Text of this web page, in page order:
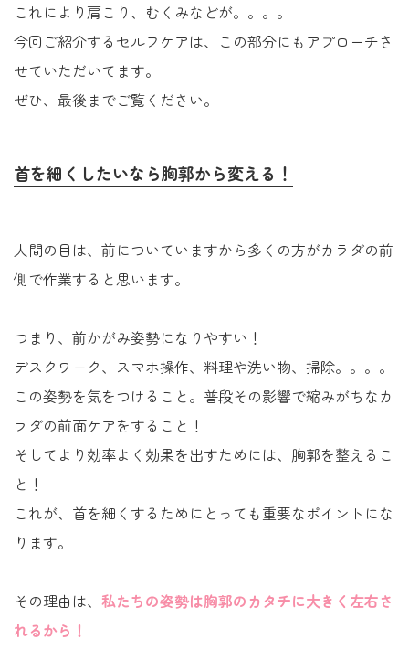
これにより肩こり、むくみなどが。。。。
今回ご紹介するセルフケアは、この部分にもアプローチさ
せていただいてます。
ぜひ、最後までご覧ください。
首を細くしたいなら胸郭から変える！
人間の目は、前についていますから多くの方がカラダの前
側で作業すると思います。
つまり、前かがみ姿勢になりやすい！
デスクワーク、スマホ操作、料理や洗い物、掃除。。。。
この姿勢を気をつけること。普段その影響で縮みがちなカ
ラダの前面ケアをすること！
そしてより効率よく効果を出すためには、胸郭を整えるこ
と！
これが、首を細くするためにとっても重要なポイントにな
ります。
その理由は、 私たちの姿勢は胸郭のカタチに大きく左右さ
れるから！